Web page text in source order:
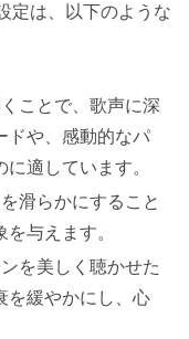
定は、以下のような
ことで、歌声に深
ドや、感動的なパ
適しています。
滑らかにすること
与えます。
を美しく聴かせた
を緩やかにし、心